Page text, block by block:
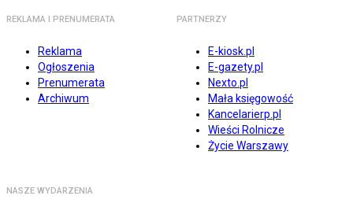
REKLAMA I PRENUMERATA
Reklama
Ogłoszenia
Prenumerata
Archiwum
PARTNERZY
E-kiosk.pl
E-gazety.pl
Nexto.pl
Mała księgowość
Kancelarierp.pl
Wieści Rolnicze
Życie Warszawy
NASZE WYDARZENIA